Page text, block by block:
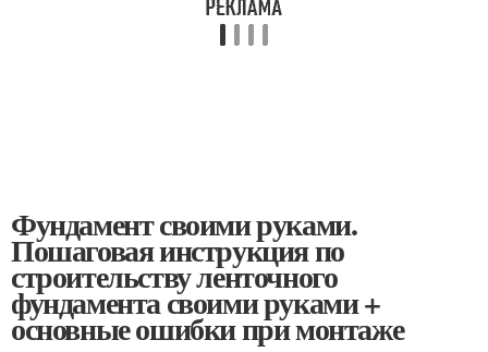
Фундамент своими руками.
Пошаговая инструкция по
строительству ленточного
фундамента своими руками +
основные ошибки при монтаже